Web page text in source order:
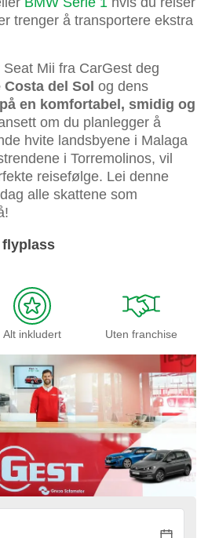
trenger å transportere ekstra
Mii fra CarGest deg
del Sol og dens
på en komfortabel, smidig og
om du planlegger å
hvite landsbyene i Malaga
i Torremolinos, vil
reisefølge. Lei denne
alle skattene som
flyplass
Alt inkludert Uten franchise